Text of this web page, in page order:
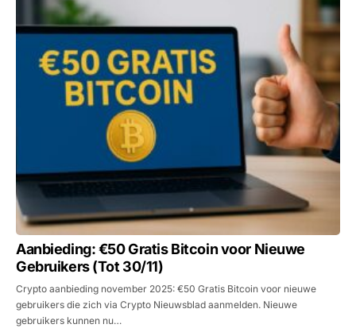
Aanbieding: €50 Gratis Bitcoin voor Nieuwe
Gebruikers (Tot 30/11)
Crypto aanbieding november 2025: €50 Gratis Bitcoin voor nieuwe
gebruikers die zich via Crypto Nieuwsblad aanmelden. Nieuwe
gebruikers kunnen nu…